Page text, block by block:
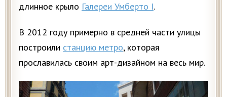
длинное крыло Галереи Умберто I.
В 2012 году примерно в средней части улицы
построили станцию метро, которая
прославилась своим арт-дизайном на весь мир.